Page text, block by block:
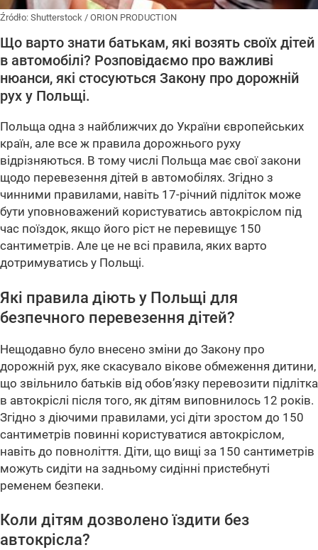
Źródło: Shutterstock / ORION PRODUCTION
Що варто знати батькам, які возять своїх дітей
в автомобілі? Розповідаємо про важливі
нюанси, які стосуються Закону про дорожній
рух у Польщі.
Польща одна з найближчих до України європейських
країн, але все ж правила дорожнього руху
відрізняються. В тому числі Польща має свої закони
щодо перевезення дітей в автомобілях. Згідно з
чинними правилами, навіть 17-річний підліток може
бути уповноважений користуватись автокріслом під
час поїздок, якщо його ріст не перевищує 150
сантиметрів. Але це не всі правила, яких варто
дотримуватись у Польщі.
Які правила діють у Польщі для
безпечного перевезення дітей?
Нещодавно було внесено зміни до Закону про
дорожній рух, яке скасувало вікове обмеження дитини,
що звільнило батьків від обов’язку перевозити підлітка
в автокріслі після того, як дітям виповнилось 12 років.
Згідно з діючими правилами, усі діти зростом до 150
сантиметрів повинні користуватися автокріслом,
навіть до повноліття. Діти, що вищі за 150 сантиметрів
можуть сидіти на задньому сидінні пристебнуті
ременем безпеки.
Коли дітям дозволено їздити без
автокрісла?